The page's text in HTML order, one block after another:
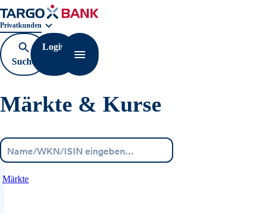
Geschäftsbereichnavigation. Aktuelle Auswahl:
Privatkunden
Suche
öffnen
Login
Navigation öffnen
Märkte & Kurse
Märkte